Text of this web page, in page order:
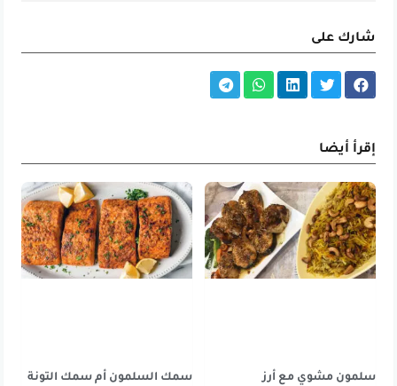
شارك على
إقرأ أيضا
سلمون مشوي مع أرز
سمك السلمون أم سمك التونة